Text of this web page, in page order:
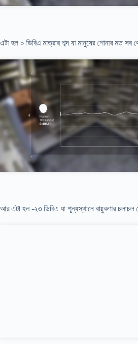
এটা হল ০ ডিবিএ মাত্রার শব্দ যা মানুষের শোনার মত সব
আর এটা হল -২৩ ডিবিএ যা শূন্যস্থানে বায়ুকণার চলাচল